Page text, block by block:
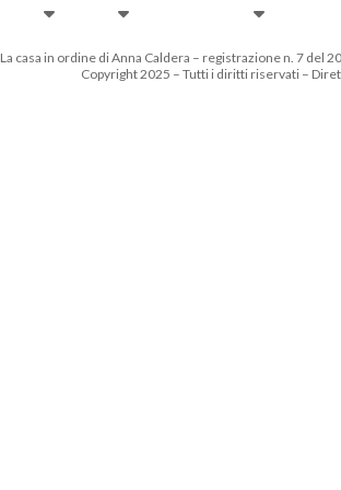
La casa in ordine di Anna Caldera – registrazione n. 7 del
Copyright 2025 – Tutti i diritti riservati –